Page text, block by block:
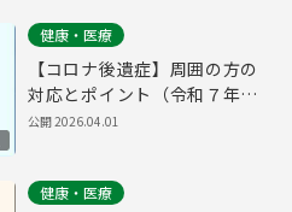
健康・医療
【コロナ後遺症】周囲の方の
対応とポイント（令和７年度
作成）
公開2026.04.01
健康・医療